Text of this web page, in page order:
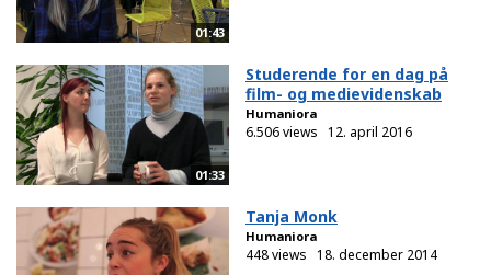
01:43
01:33
Studerende for en dag på
film- og medievidenskab
Humaniora
6.506 views 12. april 2016
Tanja Monk
Humaniora
448 views 18. december 2014